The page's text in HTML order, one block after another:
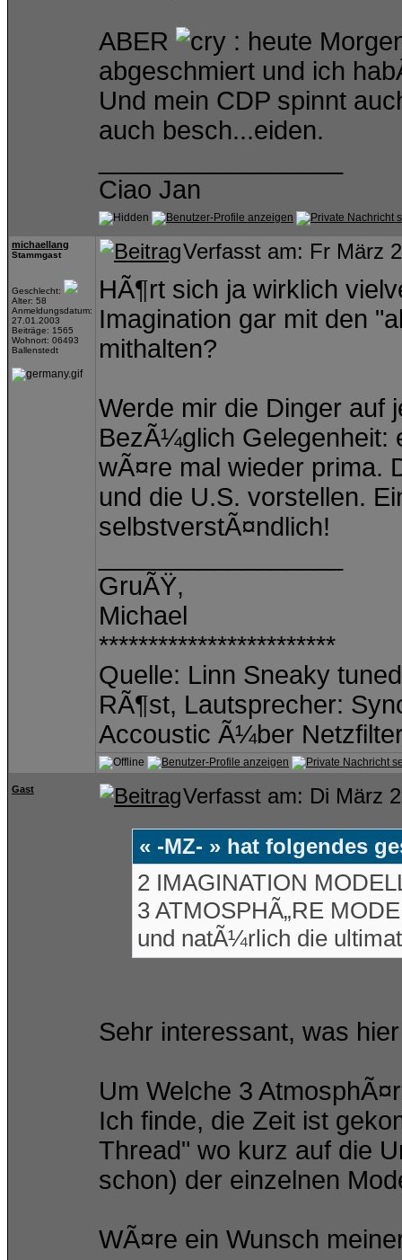
ABER
: heute
abgeschmiert und ich
Und mein CDP spinnt
auch besch...eiden.
Ciao Jan
michaellang
Stammgast
Geschlecht:
Alter: 58
Anmeldungsdatum:
27.01.2003
Beiträge: 1565
Wohnort: 06493
Ballenstedt
Verfasst am: Fr März
HÃ¶rt sich ja wirklich
Imagination gar mit den
mithalten?
Werde mir die Dinger auf
BezÃ¼glich Gelegenheit:
wÃ¤re mal wieder prima.
und die U.S. vorstellen.
selbstverstÃ¤ndlich!
GruÃŸ,
Michael
************************
Quelle: Linn Sneaky
RÃ¶st, Lautsprecher:
Accoustic Ã¼ber
Gast Verfasst am: Di März
« -MZ- » hat folgendes
2 IMAGINATION
3 ATMOSPHÃ„RE
und natÃ¼rlich die
Sehr interessant, was
Um Welche 3
Ich finde, die Zeit ist
Thread" wo kurz auf die
schon) der einzelnen
WÃ¤re ein Wunsch